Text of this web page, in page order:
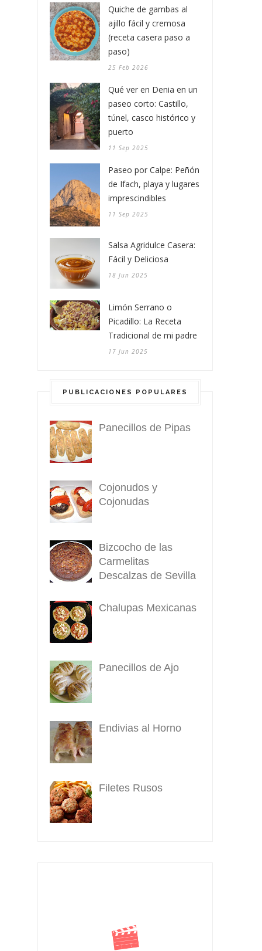
Quiche de gambas al
ajillo fácil y cremosa
(receta casera paso a
paso)
25 Feb 2026
Qué ver en Denia en un
paseo corto: Castillo,
túnel, casco histórico y
puerto
11 Sep 2025
Paseo por Calpe: Peñón
de Ifach, playa y lugares
imprescindibles
11 Sep 2025
Salsa Agridulce Casera:
Fácil y Deliciosa
18 Jun 2025
Limón Serrano o
Picadillo: La Receta
Tradicional de mi padre
17 Jun 2025
PUBLICACIONES POPULARES
Panecillos de Pipas
Cojonudos y
Cojonudas
Bizcocho de las
Carmelitas
Descalzas de Sevilla
Chalupas Mexicanas
Panecillos de Ajo
Endivias al Horno
Filetes Rusos